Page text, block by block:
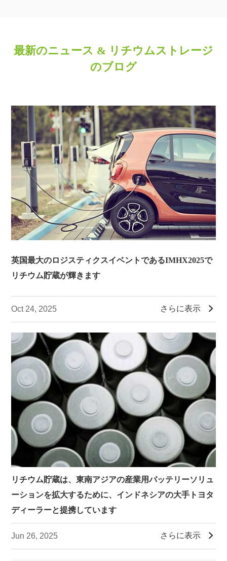
最新のニュース & リチウムストレージ
のブログ
英国最大のロジスティクスイベントであるIMHX2025で
リチウム貯蔵が輝きます
Oct 24, 2025 さらに表示 
リチウム貯蔵は、東南アジアの産業用バッテリーソリュ
ーションを拡大するために、インドネシアの大手トヨタ
ディーラーと提携しています
Jun 26, 2025 さらに表示 